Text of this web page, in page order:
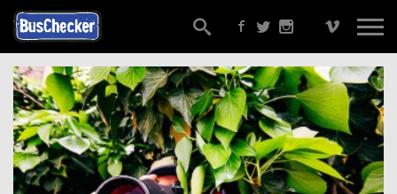
EIN GUTACHTER ?
ALTERNATIVEN